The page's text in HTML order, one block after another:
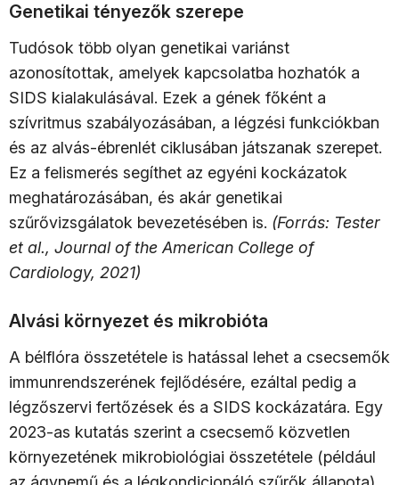
Genetikai tényezők szerepe
Tudósok több olyan genetikai variánst
azonosítottak, amelyek kapcsolatba hozhatók a
SIDS kialakulásával. Ezek a gének főként a
szívritmus szabályozásában, a légzési funkciókban
és az alvás-ébrenlét ciklusában játszanak szerepet.
Ez a felismerés segíthet az egyéni kockázatok
meghatározásában, és akár genetikai
szűrővizsgálatok bevezetésében is. (Forrás: Tester
et al., Journal of the American College of
Cardiology, 2021)
Alvási környezet és mikrobióta
A bélflóra összetétele is hatással lehet a csecsemők
immunrendszerének fejlődésére, ezáltal pedig a
légzőszervi fertőzések és a SIDS kockázatára. Egy
2023-as kutatás szerint a csecsemő közvetlen
környezetének mikrobiológiai összetétele (például